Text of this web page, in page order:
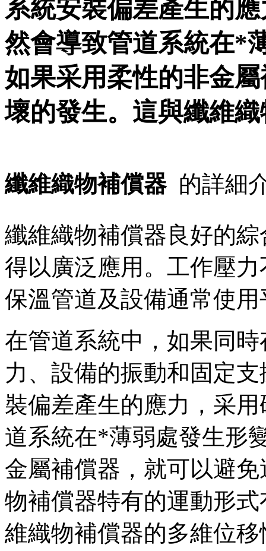
系統安裝偏差產生的應力
然會導致管道系統在*
如果采用柔性的非金屬補
壞的發生。這與纖維織
纖維織物補償器 的詳細
纖維織物補償器良好的
得以廣泛應用。工作壓
保溫管道及設備通常使用
在管道系統中，如果
力、設備的振動和固定
裝偏差產生的應力，采
道系統在*薄弱處發生形
金屬補償器，就可以避免
物補償器特有的運動形式有
維織物補償器的多維位移性